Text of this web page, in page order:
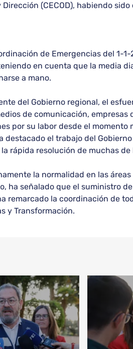
(CECOD), habiendo
de Emergencias del 1-
en cuenta que la media
a mano.
del Gobierno regional, el
de comunicación, empresas
por su labor desde el momento
el trabajo del
rápida resolución de muchas
la normalidad en las
ha señalado que el suministro
remarcado la coordinación de
y Transformación.